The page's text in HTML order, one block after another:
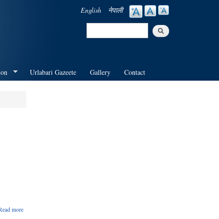
English नेपाली
Search
Urlabari Gazeete Gallery Contact
more